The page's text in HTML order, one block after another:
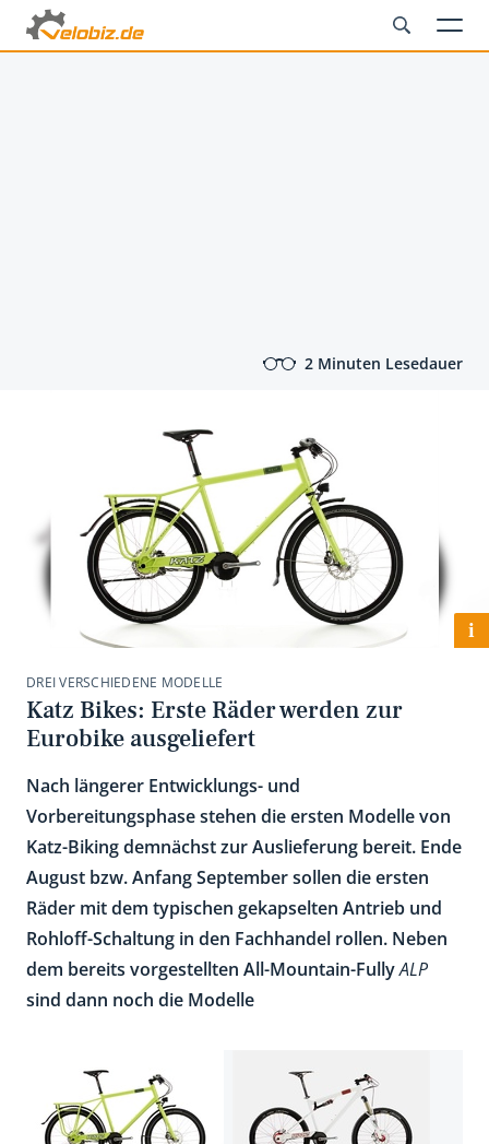
2 Minuten Lesedauer
i
DREI VERSCHIEDENE MODELLE
Katz Bikes: Erste Räder werden zur
Eurobike ausgeliefert
Nach längerer Entwicklungs- und
Vorbereitungsphase stehen die ersten Modelle von
Katz-Biking demnächst zur Auslieferung bereit. Ende
August bzw. Anfang September sollen die ersten
Räder mit dem typischen gekapselten Antrieb und
Rohloff-Schaltung in den Fachhandel rollen. Neben
dem bereits vorgestellten All-Mountain-FullyALP
sind dann noch die Modelle